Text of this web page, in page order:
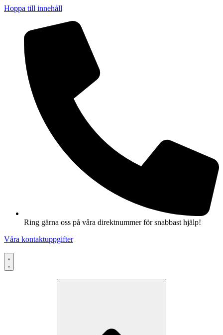
Hoppa till innehåll
Ring gärna oss på våra direktnummer för snabbast hjälp!
Våra kontaktuppgifter